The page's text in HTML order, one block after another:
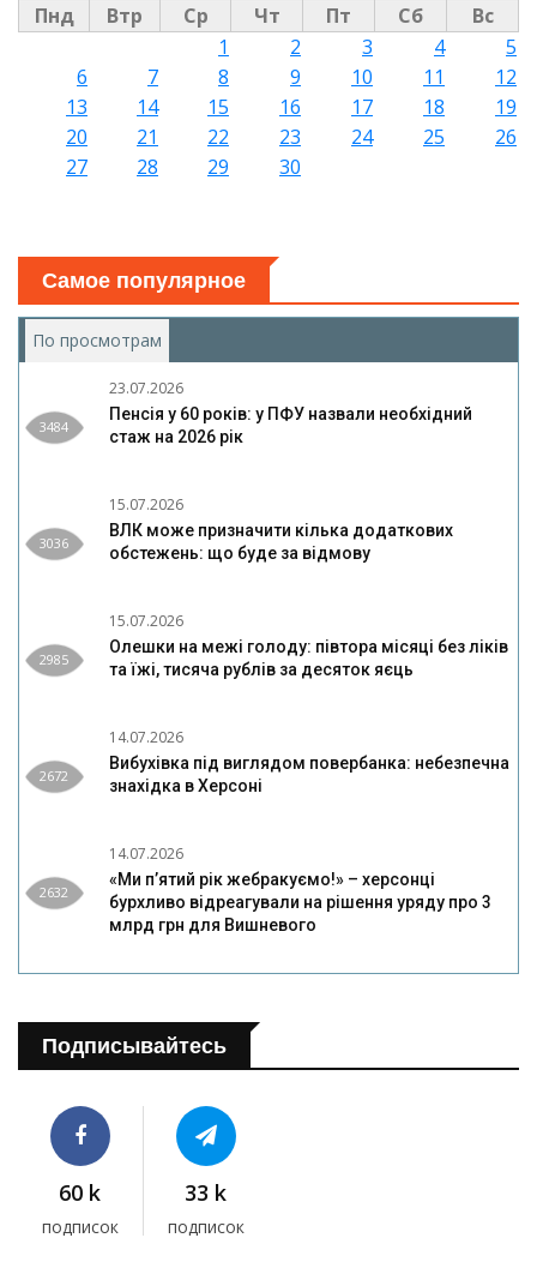
Пнд Втр Ср Чт Пт Сб
Вс
1
2 3 4
5
6
7 8 9 10 11
12
13
14 15 16 17 18
19
20
21 22 23 24 25
26
27
28 29 30
Самое популярное
По просмотрам
3484
23.07.2026
Пенсія у 60 років: у ПФУ назвали необхідний
стаж на 2026 рік
3036
15.07.2026
ВЛК може призначити кілька додаткових
обстежень: що буде за відмову
2985
15.07.2026
Олешки на межі голоду: півтора місяці без ліків
та їжі, тисяча рублів за десяток яєць
2672
14.07.2026
Вибухівка під виглядом повербанка: небезпечна
знахідка в Херсоні
2632
14.07.2026
«Ми п’ятий рік жебракуємо!» – херсонці
бурхливо відреагували на рішення уряду про 3
млрд грн для Вишневого
Подписывайтесь
60 k
подписок
33 k
подписок